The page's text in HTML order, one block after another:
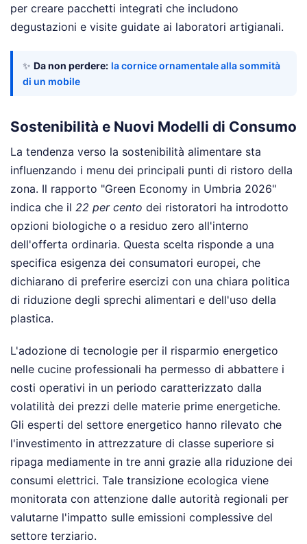
per creare pacchetti integrati che includono
degustazioni e visite guidate ai laboratori artigianali.
✨ Da non perdere: la cornice ornamentale alla sommità
di un mobile
Sostenibilità e Nuovi Modelli di Consumo
La tendenza verso la sostenibilità alimentare sta
influenzando i menu dei principali punti di ristoro della
zona. Il rapporto "Green Economy in Umbria 2026"
indica che il 22 per cento dei ristoratori ha introdotto
opzioni biologiche o a residuo zero all'interno
dell'offerta ordinaria. Questa scelta risponde a una
specifica esigenza dei consumatori europei, che
dichiarano di preferire esercizi con una chiara politica
di riduzione degli sprechi alimentari e dell'uso della
plastica.
L'adozione di tecnologie per il risparmio energetico
nelle cucine professionali ha permesso di abbattere i
costi operativi in un periodo caratterizzato dalla
volatilità dei prezzi delle materie prime energetiche.
Gli esperti del settore energetico hanno rilevato che
l'investimento in attrezzature di classe superiore si
ripaga mediamente in tre anni grazie alla riduzione dei
consumi elettrici. Tale transizione ecologica viene
monitorata con attenzione dalle autorità regionali per
valutarne l'impatto sulle emissioni complessive del
settore terziario.